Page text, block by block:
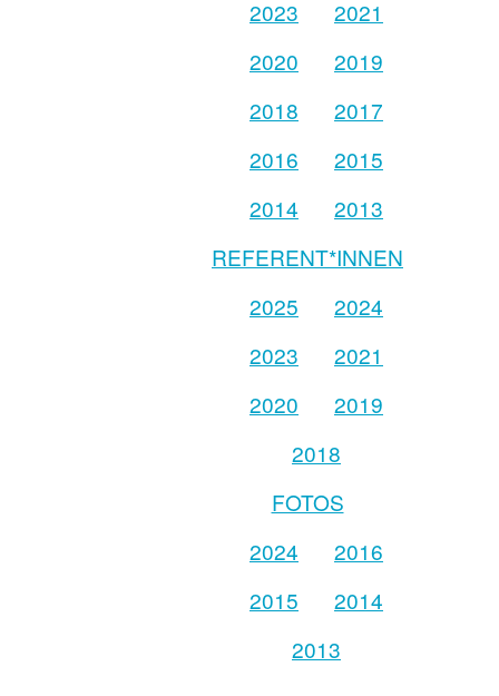
2023
2021
2020
2019
2018
2017
2016
2015
2014
2013
REFERENT*INNEN
2025
2024
2023
2021
2020
2019
2018
FOTOS
2024
2016
2015
2014
2013